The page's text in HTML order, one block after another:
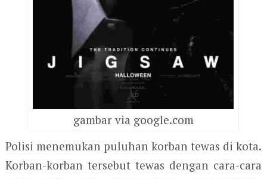
gambar via google.com
Polisi menemukan puluhan korban tewas di kota.
Korban-korban tersebut tewas dengan cara-cara